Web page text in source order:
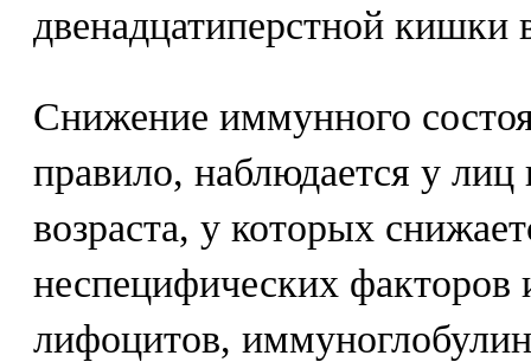
двенадцатиперстной
Снижение иммунного
правило, наблюдается у лиц
возраста, у которых
неспецифических
лифоцитов,